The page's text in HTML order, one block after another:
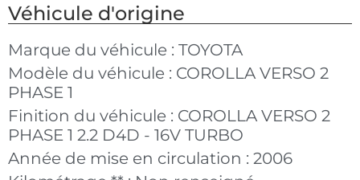
Véhicule d'origine
Marque du véhicule : TOYOTA
Modèle du véhicule : COROLLA VERSO 2
PHASE 1
Finition du véhicule : COROLLA VERSO 2
PHASE 1 2.2 D4D - 16V TURBO
Année de mise en circulation : 2006